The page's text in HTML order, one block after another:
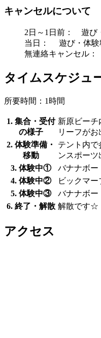
キャンセルについて
2日～1日前： 遊び
当日： 遊び・体験
無連絡キャンセル
タイムスケジュ
所要時間：1時間
1. 集合・受付
の様子
新原ビーチ
リーフが
2. 体験準備・
移動
テント内で
ンスポー
3. 体験中①
バナナボー
4. 体験中②
ビックマー
5. 体験中③
バナナボー
6. 終了・解散 解散です☆
アクセス